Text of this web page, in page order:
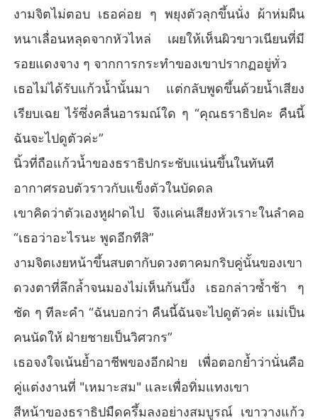
งามจิตเงยหน้ามองผู้ชายที่เธอแอบรักมาตลอดด้วยความหวังสุ
ดท้าย แต่เขากลับเลือกที่จะนิ่งเงียบ ยอมรับข้อกล่าวหานั้นโดย
ปริยายเพื่อปกป้องชื่อเสียงตัวเองและปลอบประโลมคู่หมั้น
เธอถูกจับได้คาหนังคาเขา ถูกใส่ร้ายว่าทำงานพลาด และถูกค
นที่รักที่สุดโยนทิ้งให้เป็นแพะรับบาปอย่างเลือดเย็น
เมื่อตกลงสู่เหวลึกที่หนาวเหน็บที่สุด ความรักอันน่าสมเพชก็ถูกบ
ดขยี้จนแหลกละเอียด งามจิตปาดน้ำตาแห่งความอัปยศ ทิ้งคว
ามอ่อนแอไว้เบื้องหลัง และตัดสินใจว่าเธอจะไม่มีวันยอมตายทั้
งเป็นในขุมนรกนี้เพียงลำพัง
งามจิตไม่ตอบ เธอค่อย ๆ พยุงตัวลุกขึ้นนั่ง ผ้าห่มผืน
หนาเลื่อนหลุดจากหัวไหล่ เผยให้เห็นผิวขาวเนียนที่มี
รอยแดงจาง ๆ จากการกระทำของเขาปรากฏอยู่ทั่ว
เธอไม่ได้รับแก้วน้ำนั้นมา แต่กลับพูดขึ้นด้วยน้ำเสียง
เรียบเฉย ไร้ซึ่งคลื่นอารมณ์ใด ๆ “คุณธราธิปคะ คืนนี้
ฉันจะไปดูตัวค่ะ”
นิ้วที่ถือแก้วน้ำของธราธิปกระชับแน่นขึ้นในทันที
อากาศรอบตัวราวกับแข็งตัวในบัดดล
เขาคิดว่าตัวเองหูฝาดไป จึงแค่นเสียงหัวเราะในลำคอ
“เธอว่าอะไรนะ พูดอีกทีสิ”
งามจิตเงยหน้าขึ้นสบตากับดวงตาคมกริบคู่นั้นของเขา
ดวงตาที่ลึกล้ำจนมองไม่เห็นก้นบึ้ง เธอกล่าวซ้ำช้า ๆ
ชัด ๆ ทีละคำ “ฉันบอกว่า คืนนี้ฉันจะไปดูตัวค่ะ แม่เป็น
คนนัดให้ ฝ่ายชายเป็นวิศวกร”
เธอจงใจเน้นย้ำอาชีพของอีกฝ่าย เพื่อตอกย้ำว่านั่นคือ
คู่แต่งงานที่ "เหมาะสม" และเพื่อทิ่มแทงเขา
สีหน้าของธราธิปมืดครึ้มลงอย่างสมบูรณ์ เขาวางแก้ว